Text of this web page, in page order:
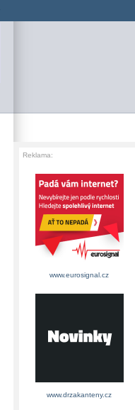
Reklama:
www.eurosignal.cz
www.drzakanteny.cz